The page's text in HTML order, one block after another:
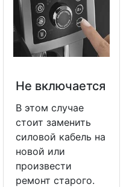
Не включается
В этом случае
стоит заменить
силовой кабель на
новой или
произвести
ремонт старого.